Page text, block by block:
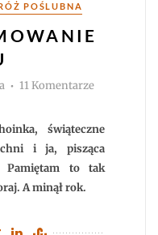
POŚLUBNA
11 Komentarzedo
świąteczne
i ja, pisząca
Pamiętam to tak
A minął rok.